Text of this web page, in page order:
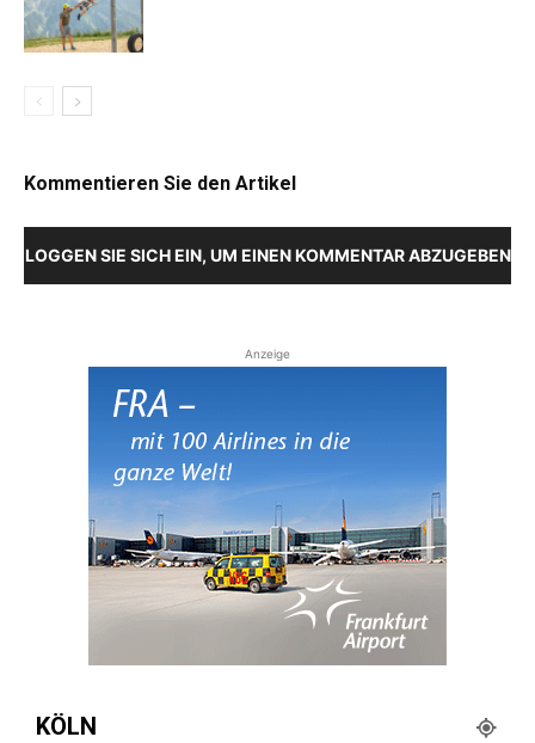
Kommentieren Sie den Artikel
LOGGEN SIE SICH EIN, UM EINEN KOMMENTAR ABZUGEBEN
Anzeige
KÖLN